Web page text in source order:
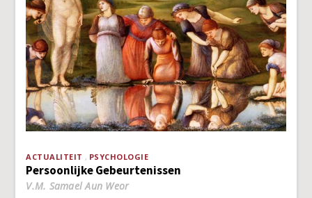
ACTUALITEIT PSYCHOLOGIE
Persoonlijke Gebeurtenissen
V.M. Samael Aun Weor